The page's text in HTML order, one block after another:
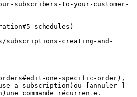
subscribers-to-your-customer-
schedules)
subscriptions-creating-and-
one-specific-order),
a-subscription)ou [annuler ]
commande récurrente.